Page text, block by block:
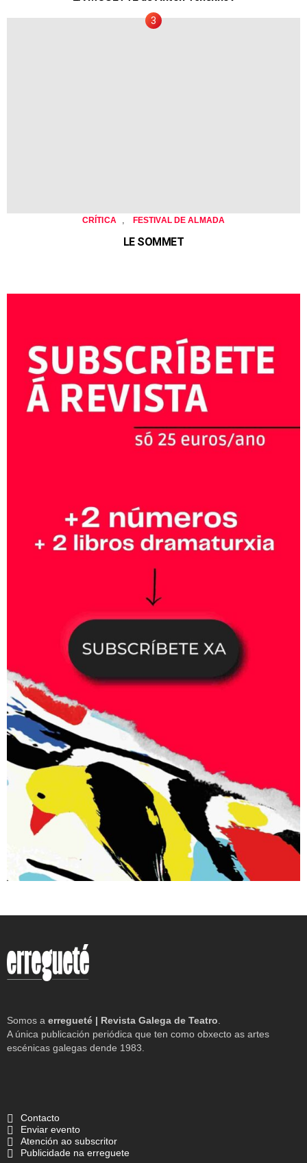
CRÍTICA FESTIVAL DE ALMADA
LE SOMMET
Somos a erregueté | Revista Galega de Teatro
A única publicación periódica que ten como obxecto as artes
escénicas galegas dende 1983.
Contacto
Enviar evento
Atención ao subscritor
Publicidade na erreguete